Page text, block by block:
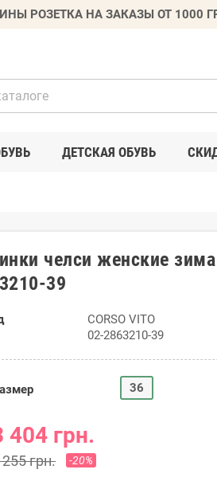
РОЗЕТКА НА ЗАКАЗЫ ОТ 1000
ДЕТСКАЯ ОБУВЬ
челси женские
39
CORSO VITO
02-2863210-39
36
404 грн.
грн. -20%